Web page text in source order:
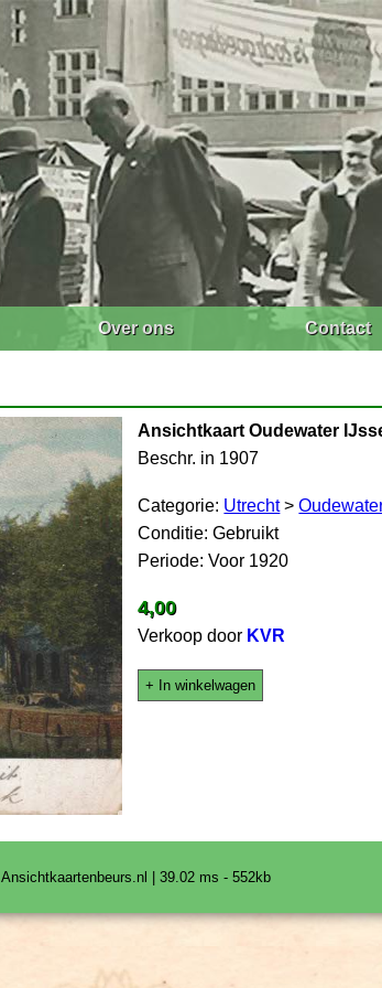
Over ons Contact
Ansichtkaart Oudewater
Beschr. in 1907
Categorie: Utrecht>
Conditie: Gebruikt
Periode: Voor 1920
4,00
Verkoop door KVR
+ In winkelwagen
Ansichtkaartenbeurs.nl | 39.02 ms - 552kb